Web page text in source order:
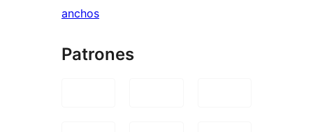
anchos
Patrones